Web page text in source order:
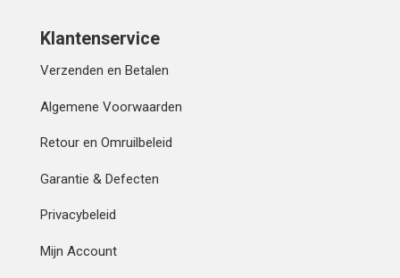
Klantenservice
Verzenden en Betalen
Algemene Voorwaarden
Retour en Omruilbeleid
Garantie & Defecten
Privacybeleid
Mijn Account